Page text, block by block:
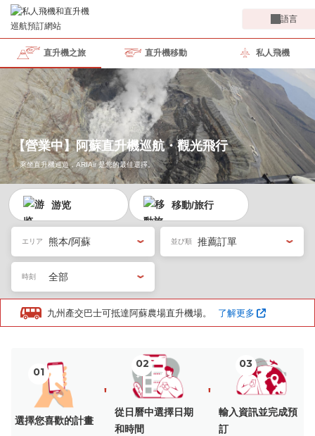
語言
直升機之旅 直升機移動 私人飛機
【營業中】阿蘇直升機巡航・觀光飛行
乘坐直升機巡遊，ARIAir 是您的最佳選擇。
游览 移動/旅行
九州產交巴士可抵達阿蘇農場直升機場。 了解更多
01
選擇您喜歡的計畫
'
02
從日曆中選擇日期
和時間
'
03
輸入資訊並完成預
訂